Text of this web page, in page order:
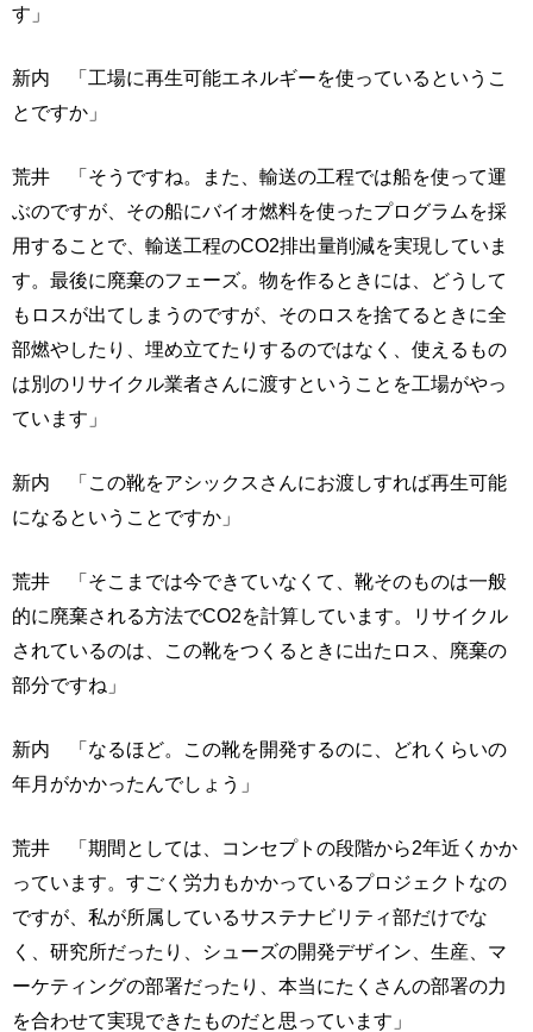
す」
新内 「工場に再生可能エネルギーを使っているというこ
とですか」
荒井 「そうですね。また、輸送の工程では船を使って運
ぶのですが、その船にバイオ燃料を使ったプログラムを採
用することで、輸送工程のCO2排出量削減を実現していま
す。最後に廃棄のフェーズ。物を作るときには、どうして
もロスが出てしまうのですが、そのロスを捨てるときに全
部燃やしたり、埋め立てたりするのではなく、使えるもの
は別のリサイクル業者さんに渡すということを工場がやっ
ています」
新内 「この靴をアシックスさんにお渡しすれば再生可能
になるということですか」
荒井 「そこまでは今できていなくて、靴そのものは一般
的に廃棄される方法でCO2を計算しています。リサイクル
されているのは、この靴をつくるときに出たロス、廃棄の
部分ですね」
新内 「なるほど。この靴を開発するのに、どれくらいの
年月がかかったんでしょう」
荒井 「期間としては、コンセプトの段階から2年近くかか
っています。すごく労力もかかっているプロジェクトなの
ですが、私が所属しているサステナビリティ部だけでな
く、研究所だったり、シューズの開発デザイン、生産、マ
ーケティングの部署だったり、本当にたくさんの部署の力
を合わせて実現できたものだと思っています」